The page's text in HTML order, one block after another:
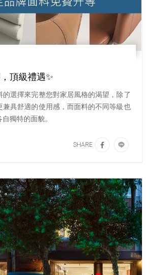
頂級禮遇✨
的選擇來完整您對家居風格的渴望，除了
兼具舒適的使用感，而面料的不同等級也
獨特的面貌。
SHARE